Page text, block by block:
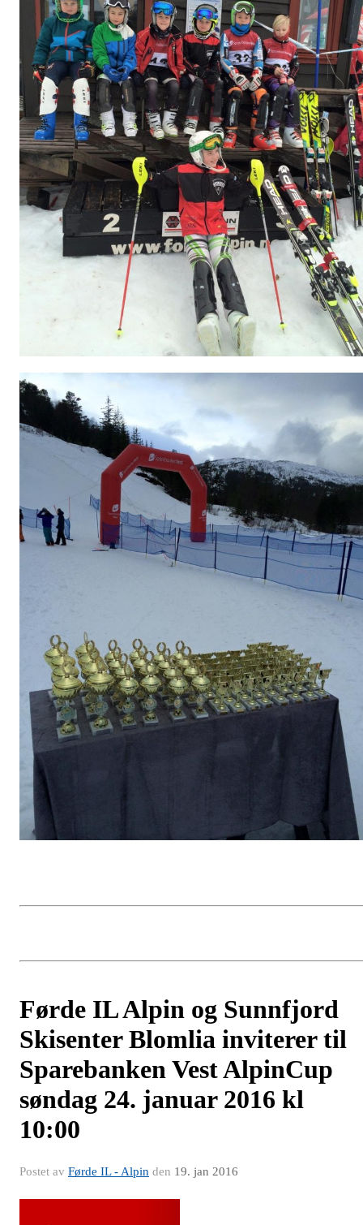
Førde IL Alpin og Sunnfjord
Skisenter Blomlia inviterer til
Sparebanken Vest AlpinCup
søndag 24. januar 2016 kl
10:00
Postet av Førde IL - Alpin den 19. jan 2016